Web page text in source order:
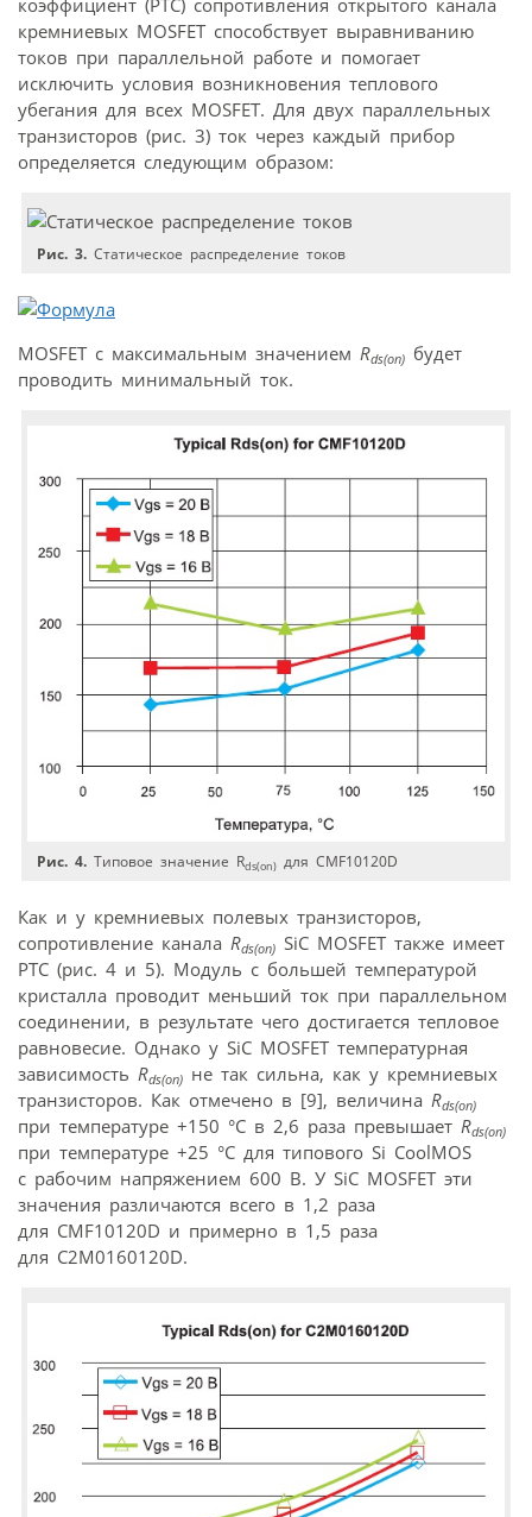
кремниевых MOSFET способствует выравниванию
токов при параллельной работе и помогает
исключить условия возникновения теплового
убегания для всех MOSFET. Для двух параллельных
транзисторов (рис. 3) ток через каждый прибор
определяется следующим образом:
Рис. 3. Статическое распределение токов
MOSFET с максимальным значением Rds(on) будет
проводить минимальный ток.
Рис. 4. Типовое значение Rds(on) для CMF10120D
Как и у кремниевых полевых транзисторов,
сопротивление канала Rds(on) SiC MOSFET также имеет
РТС (рис. 4 и 5). Модуль с большей температурой
кристалла проводит меньший ток при параллельном
соединении, в результате чего достигается тепловое
равновесие. Однако у SiC MOSFET температурная
зависимость Rds(on) не так сильна, как у кремниевых
транзисторов. Как отмечено в [9], величина Rds(on)
при температуре +150 °С в 2,6 раза превышает Rds(on)
при температуре +25 °С для типового Si CoolMOS
с рабочим напряжением 600 В. У SiC MOSFET эти
значения различаются всего в 1,2 раза
для CMF10120D и примерно в 1,5 раза
для C2M0160120D.